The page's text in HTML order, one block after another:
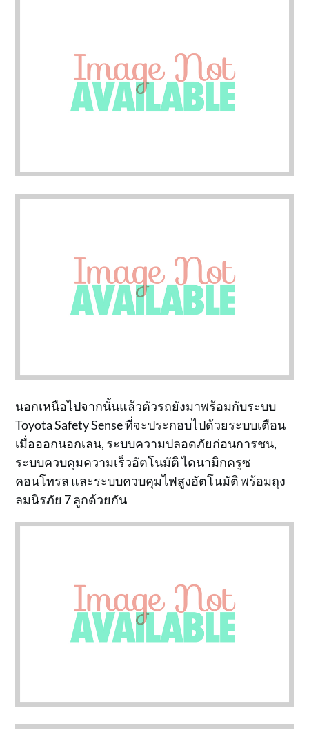
นอกเหนือไปจากนั้นแล้วตัวรถยังมาพร้อมกับระบบ
Toyota Safety Sense ที่จะประกอบไปด้วยระบบเตือน
เมื่อออกนอกเลน, ระบบความปลอดภัยก่อนการชน,
ระบบควบคุมความเร็วอัตโนมัติ ไดนามิกครูซ
คอนโทรล และระบบควบคุมไฟสูงอัตโนมัติ พร้อมถุง
ลมนิรภัย 7 ลูกด้วยกัน